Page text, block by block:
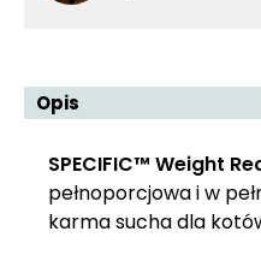
Opis
SPECIFIC™ Weight
pełnoporcjowa i w
karma sucha dla